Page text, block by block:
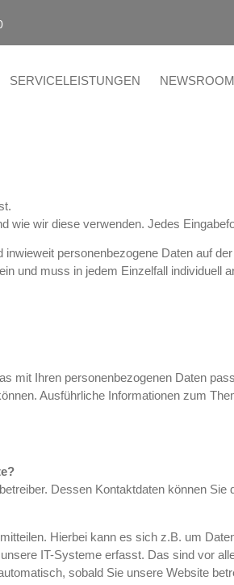
SERVICELEISTUNGEN NEWSROOM
wir diese verwenden. Jedes
personenbezogene Daten auf
und muss in jedem Einzelfall individuell
mit Ihren personenbezogenen Daten
Ausführliche Informationen zum
Dessen Kontaktdaten können
Hierbei kann es sich z.B. um
IT-Systeme erfasst. Das sind vor
sobald Sie unsere Website